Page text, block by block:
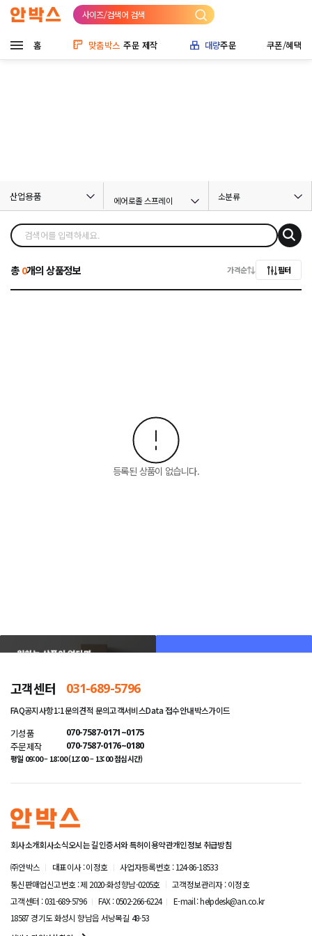
사이즈/검색어 검색
홈 맞춤박스 주문 제작 대량주문 쿠폰/혜택
산업용품 에어로졸 스프레이 소분류
총0개의 상품정보 가격순 필터
등록된 상품이 없습니다.
고객센터 031-689-5796
FAQ공지사항1:1문의견적 문의고객서비스Data 접수안내박스가이드
기성품 070-7587-0171~0175
주문제작 070-7587-0176~0180
평일 09:00 – 18:00 (12:00 – 13:00 점심시간)
회사소개회사소식오시는 길인증서와 특허이용약관개인정보 취급방침
㈜안박스
대표이사 : 이정호
사업자등록번호 : 124-86-18533
통신판매업신고번호 : 제 2020-화성향남-0205호
고객정보관리자 : 이정호
고객센터 : 031-689-5796
FAX : 0502-266-6224
E-mail : helpdesk@an.co.kr
18587 경기도 화성시 향남읍 서낭목길 48-53